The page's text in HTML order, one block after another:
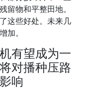
留物和平整田地。
这些好处。未来几
加。
有望成为一
对播种压路
响